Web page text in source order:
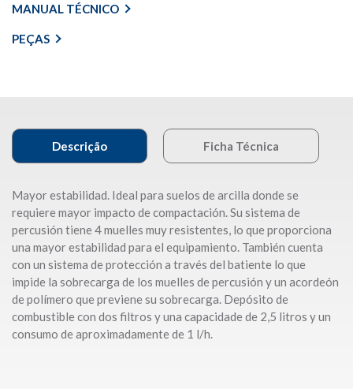
MANUAL TÉCNICO
PEÇAS
Descrição Ficha Técnica
Mayor estabilidad. Ideal para suelos de arcilla donde se
requiere mayor impacto de compactación. Su sistema de
percusión tiene 4 muelles muy resistentes, lo que proporciona
una mayor estabilidad para el equipamiento. También cuenta
con un sistema de protección a través del batiente lo que
impide la sobrecarga de los muelles de percusión y un acordeón
de polímero que previene su sobrecarga. Depósito de
combustible con dos filtros y una capacidade de 2,5 litros y un
consumo de aproximadamente de 1 l/h.